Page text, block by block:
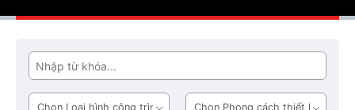
Tìm
Loại
Phong